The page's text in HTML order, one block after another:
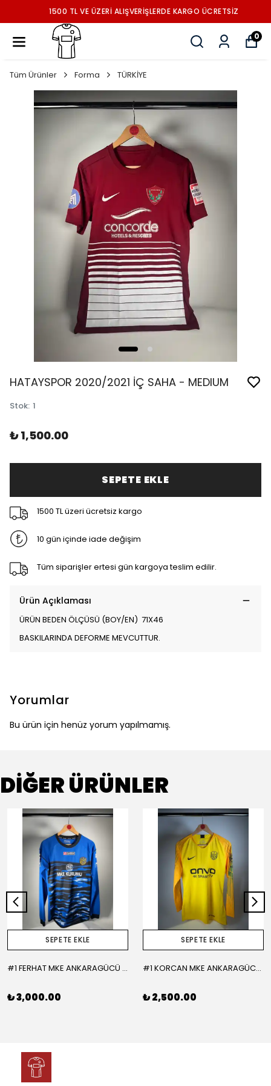
1500 TL VE ÜZERİ ALIŞVERİŞLERDE KARGO ÜCRETSİZ
0
Tüm Ürünler Forma TÜRKİYE
HATAYSPOR 2020/2021 İÇ SAHA - MEDIUM
Stok: 1
₺ 1,500.00
SEPETE EKLE
1500 TL üzeri ücretsiz kargo
10 gün içinde iade değişim
Tüm siparişler ertesi gün kargoya teslim edilir.
Ürün Açıklaması
ÜRÜN BEDEN ÖLÇÜSÜ (BOY/EN) 71X46
BASKILARINDA DEFORME MEVCUTTUR.
Yorumlar
Bu ürün için henüz yorum yapılmamış.
DİĞER ÜRÜNLER
SEPETE EKLE
#1 FERHAT MKE ANKARAGÜCÜ 2015-2016 KALECİ - LARGE
₺ 3,000.00
SEPETE EKLE
#1 KORCAN MKE ANKARAGÜCÜ 2019-2020 KALECİ - MEDIUM
₺ 2,500.00